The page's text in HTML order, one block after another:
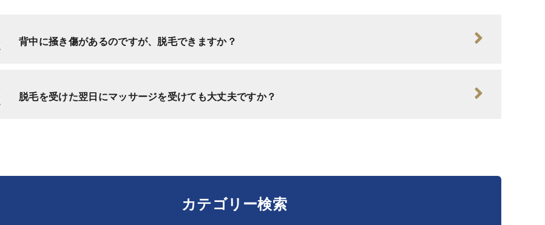
背中に掻き傷があるのですが、脱毛できますか？
脱毛を受けた翌日にマッサージを受けても大丈夫ですか？
カテゴリー検索